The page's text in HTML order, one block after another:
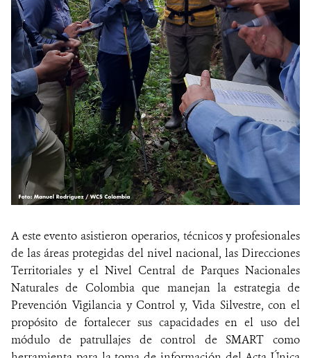
A este evento asistieron operarios, técnicos y profesionales
de las áreas protegidas del nivel nacional, las Direcciones
Territoriales y el Nivel Central de Parques Nacionales
Naturales de Colombia que manejan la estrategia de
Prevención Vigilancia y Control y, Vida Silvestre, con el
propósito de fortalecer sus capacidades en el uso del
módulo de patrullajes de control de SMART como